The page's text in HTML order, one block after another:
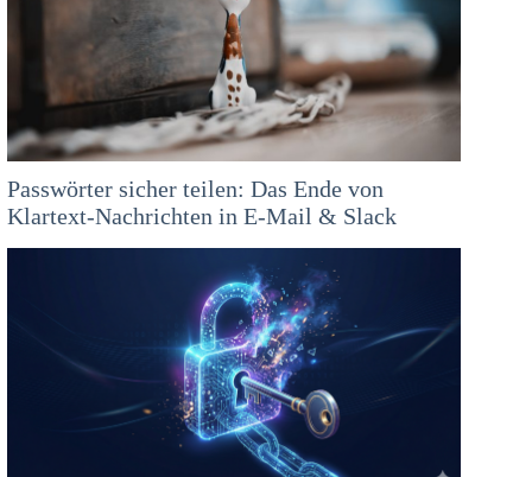
Passwörter sicher teilen: Das Ende von
Klartext-Nachrichten in E-Mail & Slack